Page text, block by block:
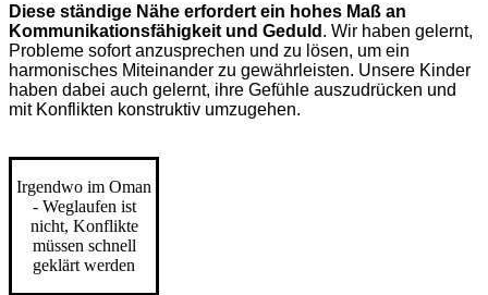
Diese ständige Nähe erfordert ein hohes Maß an
Kommunikationsfähigkeit und Geduld . Wir haben gelernt,
Probleme sofort anzusprechen und zu lösen, um ein
harmonisches Miteinander zu gewährleisten. Unsere Kinder
haben dabei auch gelernt, ihre Gefühle auszudrücken und
mit Konflikten konstruktiv umzugehen.
Irgendwo im Oman
- Weglaufen ist
nicht, Konflikte
müssen schnell
geklärt werden